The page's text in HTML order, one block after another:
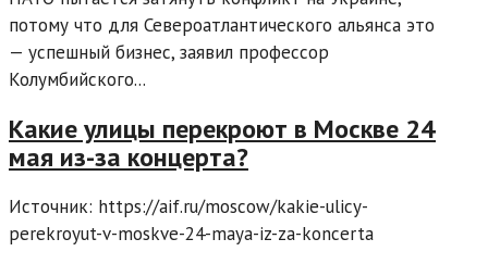
потому что для Североатлантического альянса это
— успешный бизнес, заявил профессор
Колумбийского...
Какие улицы перекроют в Москве 24
мая из-за концерта?
Источник: https://aif.ru/moscow/kakie-ulicy-
perekroyut-v-moskve-24-maya-iz-za-koncerta